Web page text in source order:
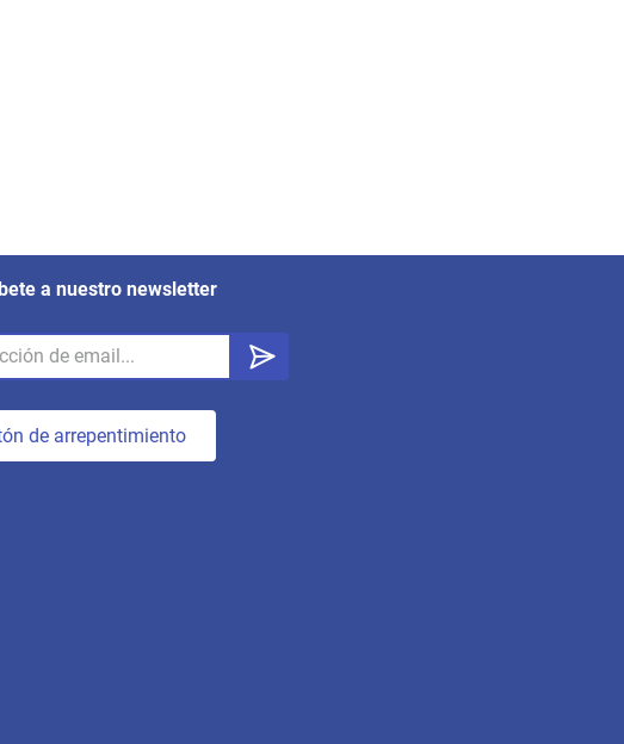
a nuestro newsletter
de arrepentimiento